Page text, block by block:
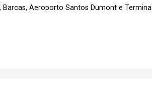
Aeroporto Santos Dumont e Terminal